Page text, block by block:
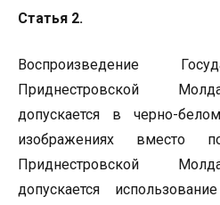
Статья 2.
Воспроизведение
Приднестровской
допускается в черно-
изображениях вместо
Приднестровской
допускается